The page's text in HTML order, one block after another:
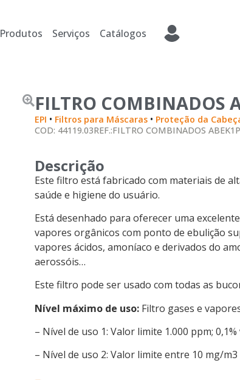
Produtos Serviços Catálogos
FILTRO COMBINADOS
EPI • Filtros para Máscaras• Proteção da
COD: 44119.03REF.:FILTRO COMBINADOS
Descrição
Este filtro está fabricado com materiais de
saúde e higiene do usuário.
Está desenhado para oferecer uma
vapores orgânicos com ponto de ebulição
vapores ácidos, amoníaco e derivados do
aerossóis…
Este filtro pode ser usado com todas as
Nível máximo de uso:Filtro gases e
– Nível de uso 1: Valor limite 1.000 ppm;
– Nível de uso 2: Valor limite entre 10 mg/m3